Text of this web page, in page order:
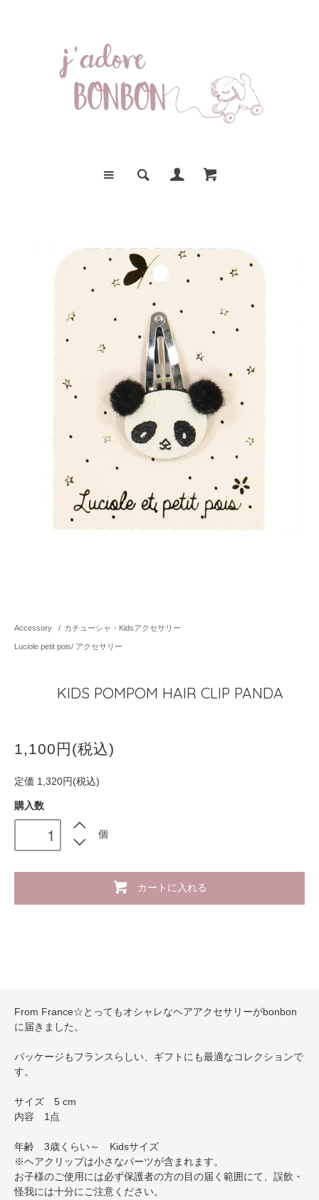
Accessory / カチューシャ・Kidsアクセサリー
Luciole petit pois/ アクセサリー
KIDS POMPOM HAIR CLIP PANDA
1,100円(税込)
定価 1,320円(税込)
購入数
個
カートに入れる
From France☆とってもオシャレなヘアアクセサリーがbonbon
に届きました。
パッケージもフランスらしい、ギフトにも最適なコレクションで
す。
サイズ 5 cm
内容 1点
年齢 3歳くらい～ Kidsサイズ
※ヘアクリップは小さなパーツが含まれます。
お子様のご使用には必ず保護者の方の目の届く範囲にて、誤飲・
怪我には十分にご注意ください。